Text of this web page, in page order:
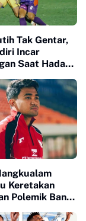
Tak Gentar,
Incar
Saat Hadapi
Keretakan
Polemik Ban